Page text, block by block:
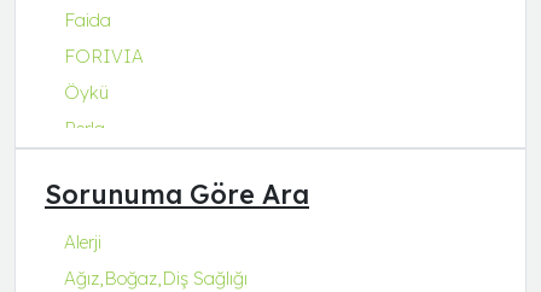
Faida
FORIVIA
Öykü
Perla
Q-Collagen
Q-Fit
Q-MENA
Sorunuma Göre Ara
Alerji
Ağız,Boğaz,Diş Sağlığı